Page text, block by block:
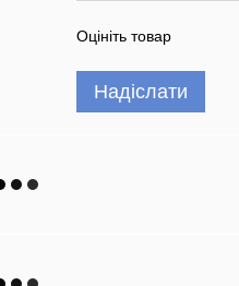
Оцініть товар
Надіслати